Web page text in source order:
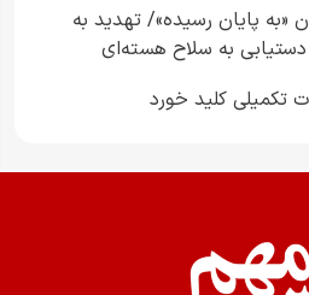
«به پایان رسیده»/ تهدید به
به سلاح هسته‌ای
کلید خورد